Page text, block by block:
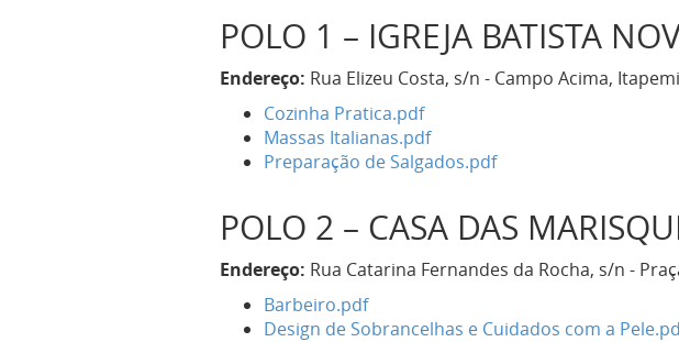
POLO 1 – IGREJA BATISTA
Endereço: Rua Elizeu Costa, s/n - Campo Acima,
Cozinha Pratica.pdf
Massas Italianas.pdf
Preparação de Salgados.pdf
POLO 2 – CASA DAS
Endereço: Rua Catarina Fernandes da Rocha, s/n -
Barbeiro.pdf
Design de Sobrancelhas e Cuidados com a